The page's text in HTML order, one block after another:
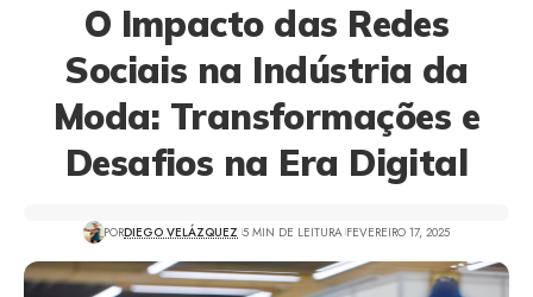
O Impacto das Redes
Sociais na Indústria da
Moda: Transformações e
Desafios na Era Digital
PORDIEGO VELÁZQUEZ 5 MIN DE LEITURA FEVEREIRO 17, 2025